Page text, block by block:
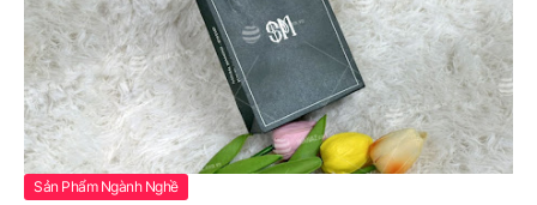
Sản Phẩm Ngành Nghề